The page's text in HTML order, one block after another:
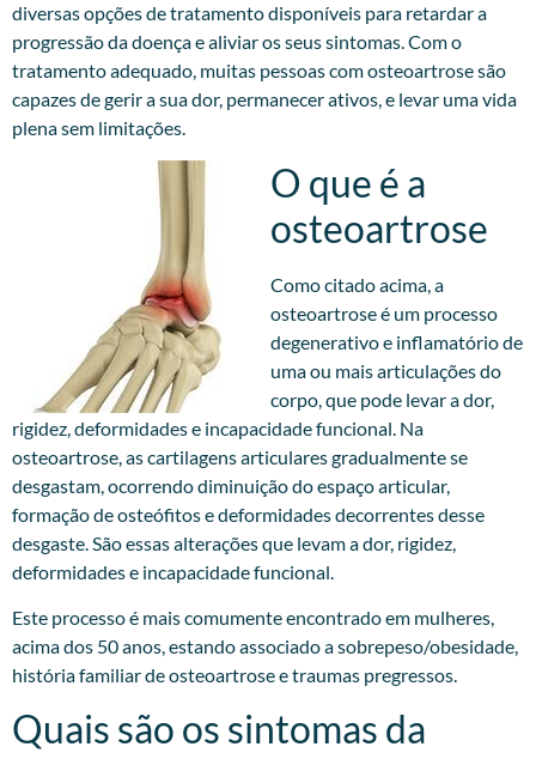
diversas opções de tratamento disponíveis para retardar a
progressão da doença e aliviar os seus sintomas. Com o
tratamento adequado, muitas pessoas com osteoartrose são
capazes de gerir a sua dor, permanecer ativos, e levar uma vida
plena sem limitações.
O que é a
osteoartrose
Como citado acima, a
osteoartrose é um processo
degenerativo e inflamatório de
uma ou mais articulações do
corpo, que pode levar a dor,
rigidez, deformidades e incapacidade funcional. Na
osteoartrose, as cartilagens articulares gradualmente se
desgastam, ocorrendo diminuição do espaço articular,
formação de osteófitos e deformidades decorrentes desse
desgaste. São essas alterações que levam a dor, rigidez,
deformidades e incapacidade funcional.
Este processo é mais comumente encontrado em mulheres,
acima dos 50 anos, estando associado a sobrepeso/obesidade,
história familiar de osteoartrose e traumas pregressos.​
Quais são os sintomas da